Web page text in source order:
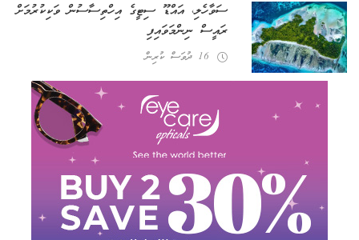
ސަވާހެލި، އައްޑޫ ސިޓީގެ އިހްތިސާސުން ވަކިކުރުމަށް
ރައީސް ނިންމަވައިފި
16 ދުވަސް ކުރިން